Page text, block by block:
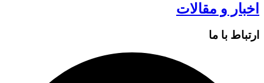
اخبار و مقالات
ارتباط با ما